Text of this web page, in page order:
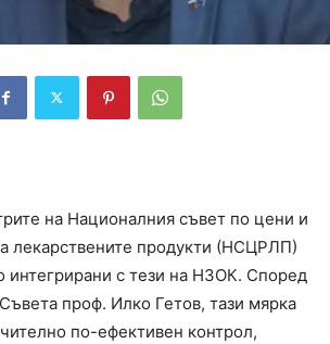
на Националния съвет по цени и
лекарствените продукти (НСЦРЛП)
интегрирани с тези на НЗОК. Според
проф. Илко Гетов, тази мярка
по-ефективен контрол,